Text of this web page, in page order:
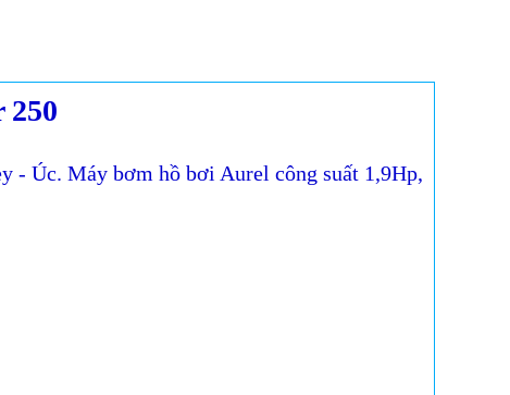
250
- Úc. Máy bơm hồ bơi Aurel công suất 1,9Hp,